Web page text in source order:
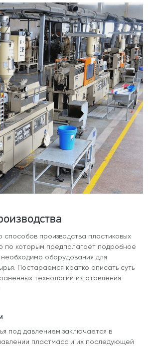
способов производства пластиковых
по которым предполагает подробное
оборудования для
Постараемся кратко описать суть
технологий изготовления
под давлением заключается в
пластмасс и их последующей